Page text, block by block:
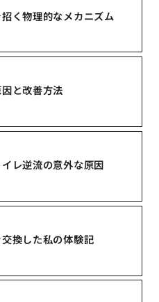
く物理的なメカニズム
と改善方法
レ逆流の意外な原因
換した私の体験記